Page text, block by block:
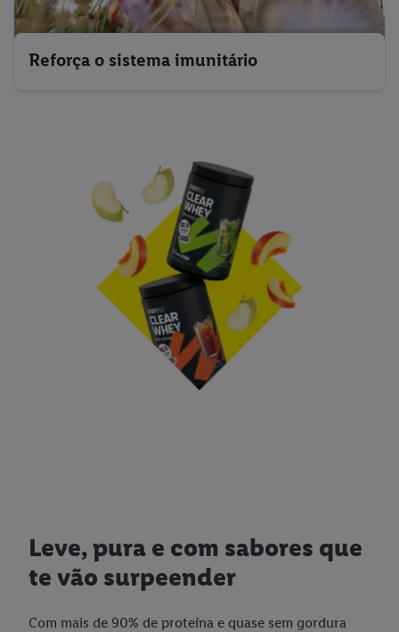
Reforça o sistema imunitário
Leve, pura e com sabores que
te vão surpeender
Com mais de 90% de proteína e quase sem gordura